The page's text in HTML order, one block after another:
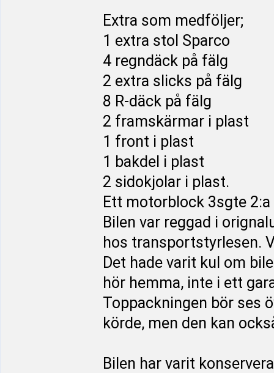
Extra som medföljer;
1 extra stol Sparco
4 regndäck på fälg
2 extra slicks på fälg
8 R-däck på fälg
2 framskärmar i plast
1 front i plast
1 bakdel i plast
2 sidokjolar i plast.
Ett motorblock 3sgte
Bilen var reggad i
hos transportstyrlesen.
Det hade varit kul om
hör hemma, inte i ett
Toppackningen bör ses
körde, men den kan
Bilen har varit